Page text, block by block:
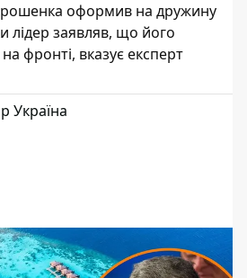
оформив на дружину
лідер заявляв, що його
фронті, вказує експерт
Україна